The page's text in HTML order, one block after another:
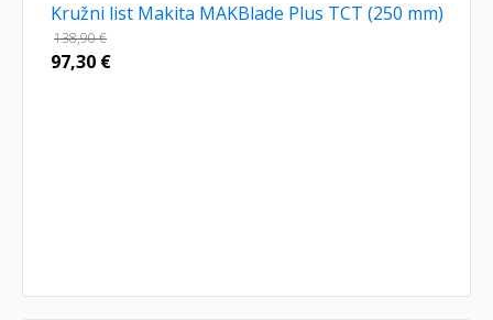
Kružni list Makita MAKBlade Plus TCT (250 mm)
138,90€
97,30 €